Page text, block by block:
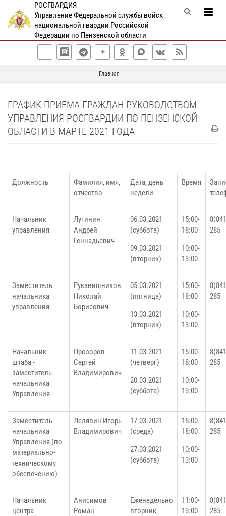
РОСГВАРДИЯ
Управление Федеральной службы войск
национальной гвардии Российской
Федерации по Пензенской области
Главная
ГРАФИК ПРИЕМА ГРАЖДАН РУКОВОДСТВОМ
УПРАВЛЕНИЯ РОСГВАРДИИ ПО ПЕНЗЕНСКОЙ
ОБЛАСТИ В МАРТЕ 2021 ГОДА
Должность
Фамилия, имя,
отчество
Дата, день
недели
Время
Начальник
управления
Лугинин
Андрей
Геннадьевич
06.03.2021
(суббота)
09.03.2021
(вторник)
15:00-
18:00
10:00-
13:00
285
Заместитель
начальника
управления
Рукавишников
Николай
Борисович
05.03.2021
(пятница)
13.03.2021
(вторник)
15:00-
18:00
10:00-
13:00
285
Начальник
штаба -
заместитель
начальника
Управления
Прозоров
Сергей
Владимирович
11.03.2021
(четверг)
20.03.2021
(суббота)
15:00-
18:00
10:00-
13:00
285
Заместитель
начальника
Управления (по
материально-
техническому
обеспечению)
Лелявин Игорь
Владимирович
17.03.2021
(среда)
27.03.2021
(суббота)
15:00-
18:00
10:00-
13:00
285
Начальник
центра
Анисимов
Роман
Еженедельно
вторник,
11:00-
13:00
285